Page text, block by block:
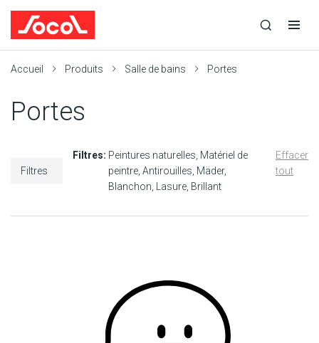
recherche
recherche
navigation
Accueil Produits Salle de bains Portes
Portes
Filtres
Filtres: Peintures naturelles Matériel de
peintre Antirouilles Mäder
Blanchon
Lasure Brillant
Effacer
tout